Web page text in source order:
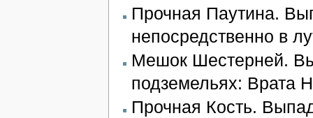
Прочная Паутина.
непосредственно в
Мешок Шестерней.
подземельях: Врата
Прочная Кость.